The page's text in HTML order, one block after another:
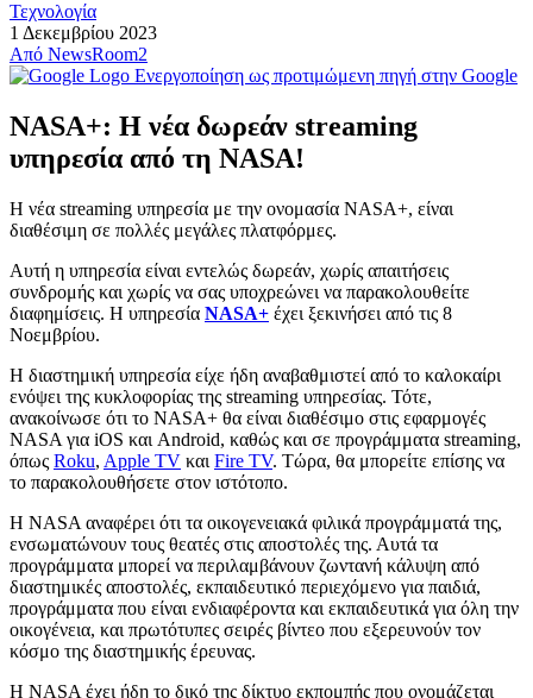
Τεχνολογία
1 Δεκεμβρίου 2023
Από NewsRoom2
Ενεργοποίηση ως προτιμώμενη πηγή στην Google
NASA+: Η νέα δωρεάν streaming
υπηρεσία από τη NASA!
Η νέα streaming υπηρεσία με την ονομασία NASA+, είναι
διαθέσιμη σε πολλές μεγάλες πλατφόρμες.
Αυτή η υπηρεσία είναι εντελώς δωρεάν, χωρίς απαιτήσεις
συνδρομής και χωρίς να σας υποχρεώνει να παρακολουθείτε
διαφημίσεις. Η υπηρεσία NASA+ έχει ξεκινήσει από τις 8
Νοεμβρίου.
Η διαστημική υπηρεσία είχε ήδη αναβαθμιστεί από το καλοκαίρι
ενόψει της κυκλοφορίας της streaming υπηρεσίας. Τότε,
ανακοίνωσε ότι το NASA+ θα είναι διαθέσιμο στις εφαρμογές
NASA για iOS και Android, καθώς και σε προγράμματα streaming,
όπως Roku, Apple TV και Fire TV. Τώρα, θα μπορείτε επίσης να
το παρακολουθήσετε στον ιστότοπο.
Η NASA αναφέρει ότι τα οικογενειακά φιλικά προγράμματά της,
ενσωματώνουν τους θεατές στις αποστολές της. Αυτά τα
προγράμματα μπορεί να περιλαμβάνουν ζωντανή κάλυψη από
διαστημικές αποστολές, εκπαιδευτικό περιεχόμενο για παιδιά,
προγράμματα που είναι ενδιαφέροντα και εκπαιδευτικά για όλη την
οικογένεια, και πρωτότυπες σειρές βίντεο που εξερευνούν τον
κόσμο της διαστημικής έρευνας.
Η NASA έχει ήδη το δικό της δίκτυο εκπομπής που ονομάζεται